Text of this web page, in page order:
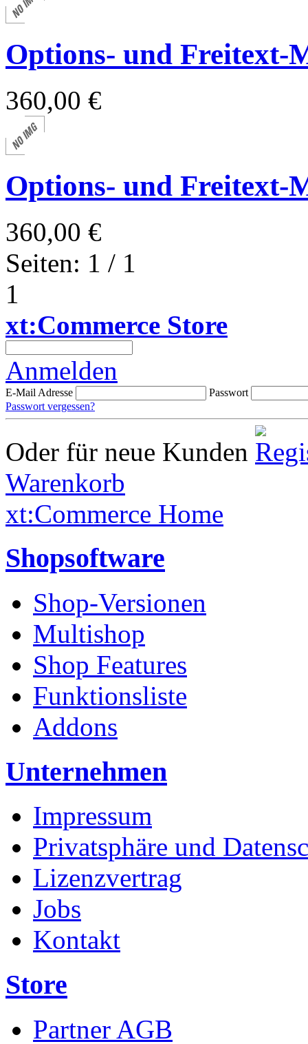
Options- und Freitext-
360,00 €
Options- und Freitext-
360,00 €
Seiten: 1 / 1
1
xt:Commerce Store
Anmelden
E-Mail Adresse
Passwort
Passwort vergessen?
Oder für neue Kunden
Warenkorb
xt:Commerce Home
Shopsoftware
Shop-Versionen
Multishop
Shop Features
Funktionsliste
Addons
Unternehmen
Impressum
Privatsphäre und
Lizenzvertrag
Jobs
Kontakt
Store
Partner AGB